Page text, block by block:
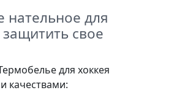
нательное для
свое
для хоккея
качествами: